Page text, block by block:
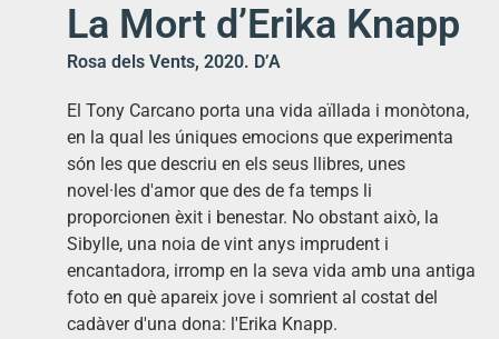
La Mort d’Erika Knapp
Rosa dels Vents, 2020. D’A
El Tony Carcano porta una vida aïllada i monòtona,
en la qual les úniques emocions que experimenta
són les que descriu en els seus llibres, unes
novel·les d'amor que des de fa temps li
proporcionen èxit i benestar. No obstant això, la
Sibylle, una noia de vint anys imprudent i
encantadora, irromp en la seva vida amb una antiga
foto en què apareix jove i somrient al costat del
cadàver d'una dona: l'Erika Knapp.